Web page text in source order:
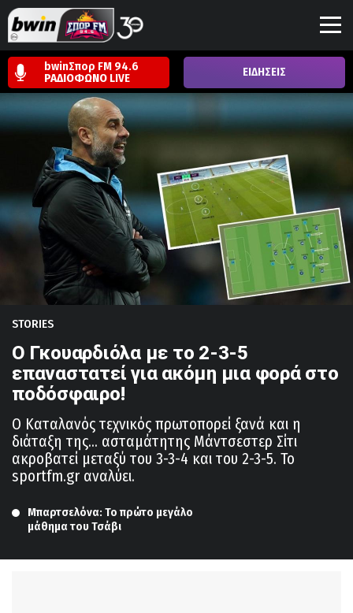
bwinΣπορ FM 94.6
ΡΑΔΙΟΦΩΝΟ LIVE ΕΙΔΗΣΕΙΣ
STORIES
Ο Γκουαρδιόλα με το 2-3-5
επαναστατεί για ακόμη μια φορά στο
ποδόσφαιρο!
Ο Καταλανός τεχνικός πρωτοπορεί ξανά και η
διάταξη της... ασταμάτητης Μάντσεστερ Σίτι
ακροβατεί μεταξύ του 3-3-4 και του 2-3-5. Το
sportfm.gr αναλύει.
Μπαρτσελόνα: Το πρώτο μεγάλο
μάθημα του Τσάβι